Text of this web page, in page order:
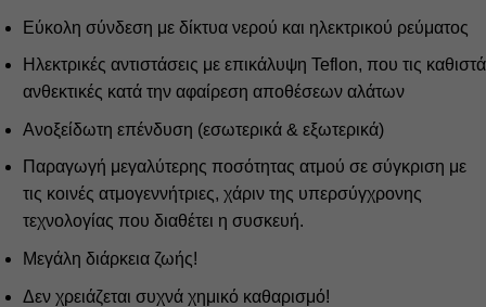
Εύκολη σύνδεση με δίκτυα νερού και ηλεκτρικού ρεύματος
Ηλεκτρικές αντιστάσεις με επικάλυψη Teflon, που τις καθιστά
ανθεκτικές κατά την αφαίρεση αποθέσεων αλάτων
Ανοξείδωτη επένδυση (εσωτερικά & εξωτερικά)
Παραγωγή μεγαλύτερης ποσότητας ατμού σε σύγκριση με
τις κοινές ατμογεννήτριες, χάριν της υπερσύγχρονης
τεχνολογίας που διαθέτει η συσκευή.
Μεγάλη διάρκεια ζωής!
Δεν χρειάζεται συχνά χημικό καθαρισμό!